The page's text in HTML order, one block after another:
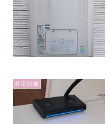
住宅設備